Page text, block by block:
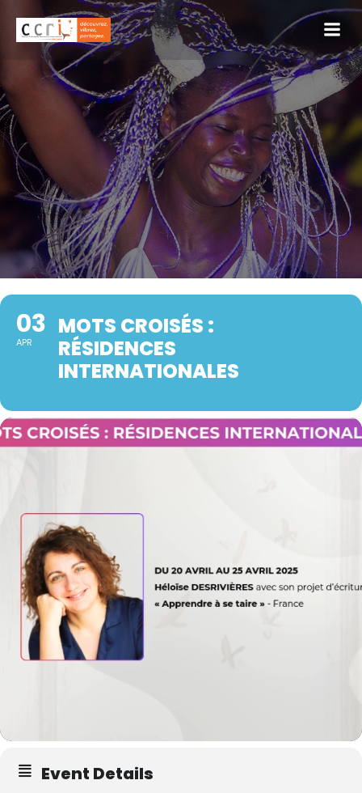
03
APR
MOTS CROISÉS :
RÉSIDENCES
INTERNATIONALES
Event Details